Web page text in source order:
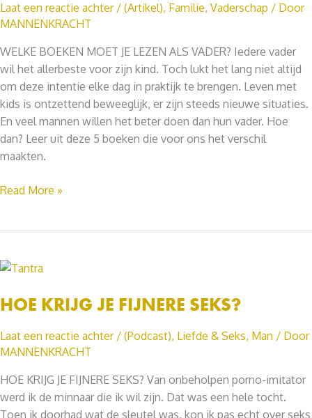
Laat een reactie achter / (Artikel), Familie, Vaderschap / Door
MANNENKRACHT
WELKE BOEKEN MOET JE LEZEN ALS VADER? Iedere vader
wil het allerbeste voor zijn kind. Toch lukt het lang niet altijd
om deze intentie elke dag in praktijk te brengen. Leven met
kids is ontzettend beweeglijk, er zijn steeds nieuwe situaties.
En veel mannen willen het beter doen dan hun vader. Hoe
dan? Leer uit deze 5 boeken die voor ons het verschil
maakten.
5
DIE
MOET
HEBBEN
Read More »
HOE KRIJG JE FIJNERE SEKS?
Laat een reactie achter / (Podcast), Liefde & Seks, Man / Door
MANNENKRACHT
HOE KRIJG JE FIJNERE SEKS? Van onbeholpen porno-imitator
werd ik de minnaar die ik wil zijn. Dat was een hele tocht.
Toen ik doorhad wat de sleutel was, kon ik pas echt over seks